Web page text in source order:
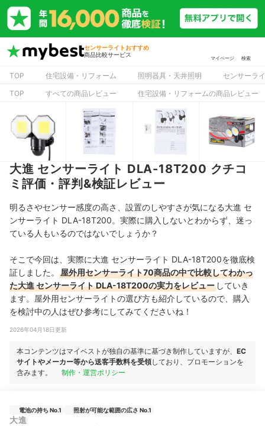
センサーライトおすすめ
商品比較サービス
マイページ 検索
TOP 住宅設備・リフォーム 照明器具・天井照明
センサーラ
TOP
すべての商品レビュー 住宅設備・リフォームの商品レビュー
大進 センサーライト DLA-18T200 クチコ
ミ評価・評判&検証レビュー
明るさやセンサー感度の高さ、設置のしやすさが気になる大進 セ
ンサーライト DLA-18T200。実際に購入しないとわからず、迷っ
ている人もいるのではないでしょうか？
そこで今回は、実際に大進 センサーライト DLA-18T200を徹底検
証しました。
屋外用センサーライト70商品の中で比較してわかっ
た大進 センサーライト DLA-18T200の実力をレビュー していき
ます。屋外用センサーライトの選び方も紹介しているので、購入
を検討中の人はぜひ参考にしてみてくださいね！
2026年04月18日更新
本コンテンツはマイベストが独自の基準に基づき制作していますが、 EC
サイトやメーカー等から送客手数料を受領しており、プロモーションを
含みます。
制作・運営ポリシー
電池の持ち No.1 照射が可能な範囲の広さ No.1
大進